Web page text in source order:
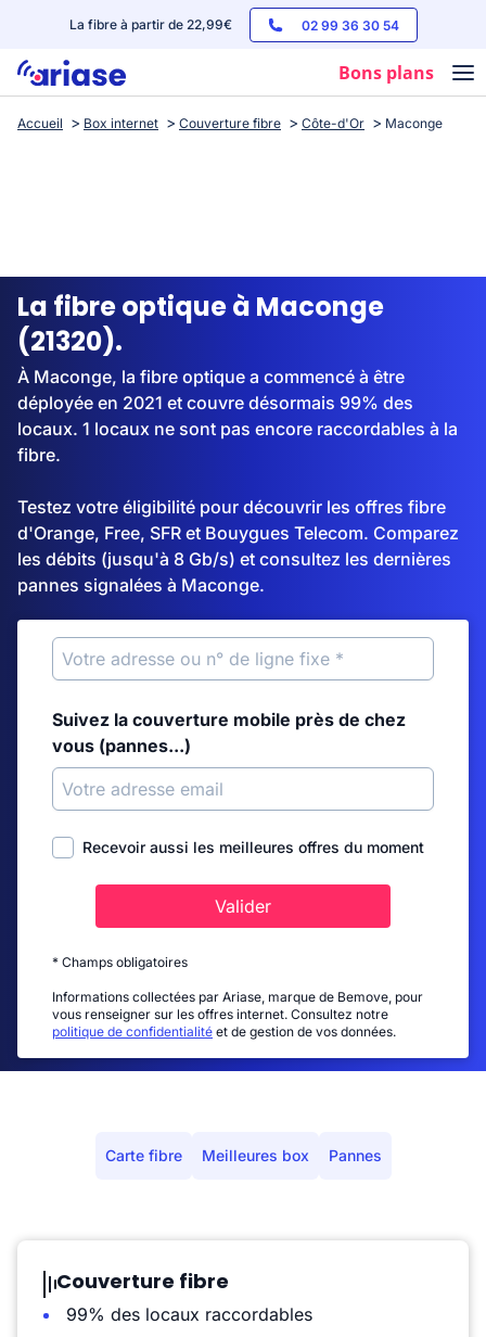
La fibre à partir de 22,99€ 02 99 36 30 54
Bons plans
Box internet
Streaming
Accueil Box internet Couverture fibre Côte-d'Or Maconge
La fibre optique à Maconge
(21320).
À Maconge, la fibre optique a commencé à être
déployée en 2021 et couvre désormais 99% des
locaux. 1 locaux ne sont pas encore raccordables à la
fibre.
Testez votre éligibilité pour découvrir les offres fibre
d'Orange, Free, SFR et Bouygues Telecom. Comparez
les débits (jusqu'à 8 Gb/s) et consultez les dernières
pannes signalées à Maconge.
Suivez la couverture mobile près de chez
vous (pannes...)
Recevoir aussi les meilleures offres du moment
Valider
* Champs obligatoires
Informations collectées par Ariase, marque de Bemove, pour
vous renseigner sur les offres internet. Consultez notre
politique de confidentialité et de gestion de vos données.
Carte fibre Meilleures box Pannes
Couverture fibre
99% des locaux raccordables